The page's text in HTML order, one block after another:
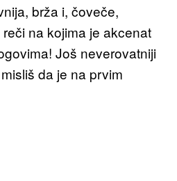
brža i, čoveče,
na kojima je akcenat
Još neverovatniji
da je na prvim